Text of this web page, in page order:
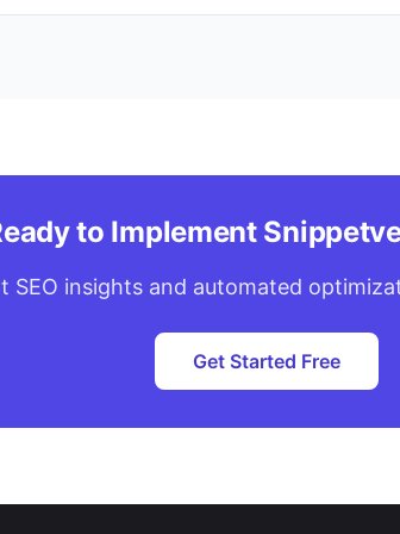
to Implement
SEO insights and automated
Get Started Free